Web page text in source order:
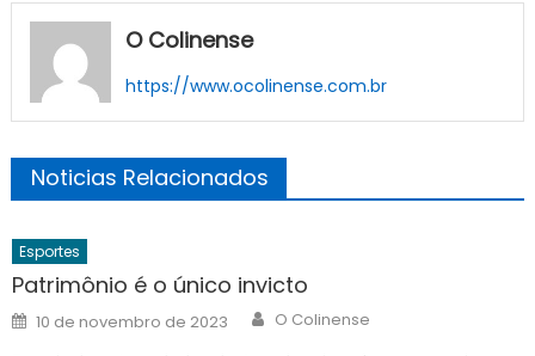
O Colinense
https://www.ocolinense.com.br
Noticias Relacionados
Esportes
Patrimônio é o único invicto
Posted
on
10 de novembro de 2023 Author
O Colinense